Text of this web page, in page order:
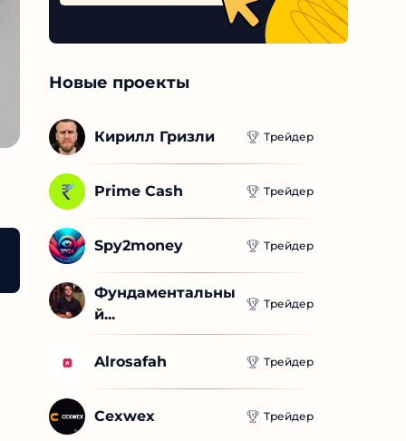
Новые проекты
Кирилл Гризли Трейдер
Prime Cash Трейдер
Spy2money Трейдер
Фундаментальны
й...
Трейдер
Alrosafah Трейдер
Cexwex Трейдер